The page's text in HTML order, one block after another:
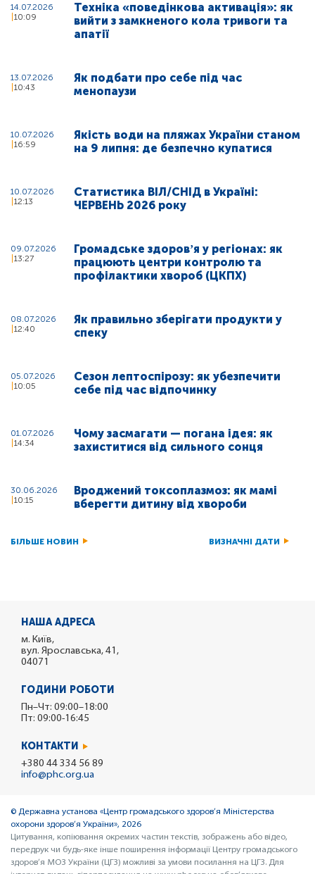
14.07.2026
10:09
Техніка «поведінкова активація»: як
вийти з замкненого кола тривоги та
апатії
13.07.2026
10:43
Як подбати про себе під час
менопаузи
10.07.2026
16:59
Якість води на пляжах України станом
на 9 липня: де безпечно купатися
10.07.2026
12:13
Статистика ВІЛ/СНІД в Україні:
ЧЕРВЕНЬ 2026 року
09.07.2026
13:27
Громадське здоровʼя у регіонах: як
працюють центри контролю та
профілактики хвороб (ЦКПХ)
08.07.2026
12:40
Як правильно зберігати продукти у
спеку
05.07.2026
10:05
Сезон лептоспірозу: як убезпечити
себе під час відпочинку
01.07.2026
14:34
Чому засмагати — погана ідея: як
захиститися від сильного сонця
30.06.2026
10:15
Вроджений токсоплазмоз: як мамі
вберегти дитину від хвороби
БІЛЬШЕ НОВИН ВИЗНАЧНІ ДАТИ
НАША АДРЕСА
м. Київ,
вул. Ярославська, 41,
04071
ГОДИНИ РОБОТИ
Пн–Чт: 09:00–18:00
Пт: 09:00-16:45
КОНТАКТИ
+380 44 334 56 89
info@phc.org.ua
© Державна установа «Центр громадського здоров’я Міністерства
охорони здоров’я України», 2026
Цитування, копіювання окремих частин текстів, зображень або відео,
передрук чи будь-яке інше поширення інформації Центру громадського
здоров’я МОЗ України (ЦГЗ) можливі за умови посилання на ЦГЗ. Для